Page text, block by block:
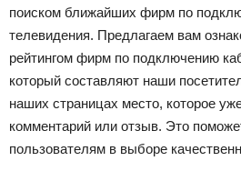
поиском ближайших фирм по
телевидения. Предлагаем вам
рейтингом фирм по подключению
который составляют наши
наших страницах место, которое
комментарий или отзыв. Это
пользователям в выборе